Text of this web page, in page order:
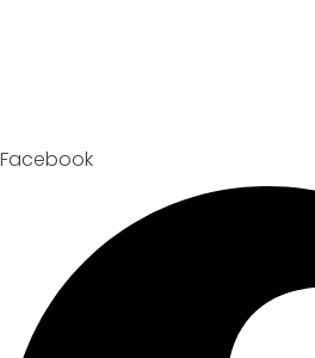
Facebook